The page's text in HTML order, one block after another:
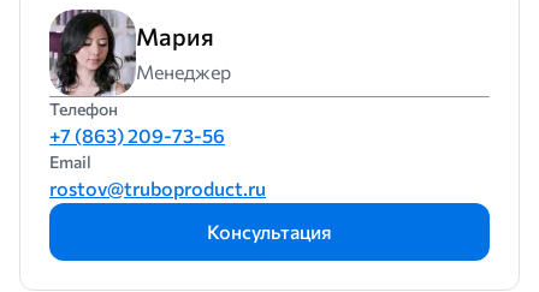
Мария
Менеджер
Телефон
+7 (863) 209-73-56
Email
rostov@truboproduct.ru
Консультация